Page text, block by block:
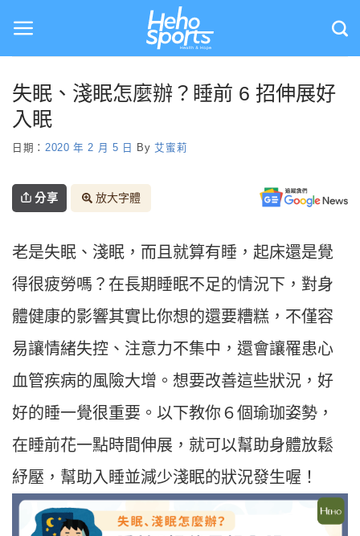
content
失眠、淺眠怎麼辦？睡前 6 招伸展好
入眠
日期： 2020 年 2 月 5 日 By艾蜜莉
分享 放大字體
老是失眠、淺眠，而且就算有睡，起床還是覺
得很疲勞嗎？在長期睡眠不足的情況下，對身
體健康的影響其實比你想的還要糟糕，不僅容
易讓情緒失控、注意力不集中，還會讓罹患心
血管疾病的風險大增。想要改善這些狀況，好
好的睡一覺很重要。以下教你６個瑜珈姿勢，
在睡前花一點時間伸展，就可以幫助身體放鬆
紓壓，幫助入睡並減少淺眠的狀況發生喔！